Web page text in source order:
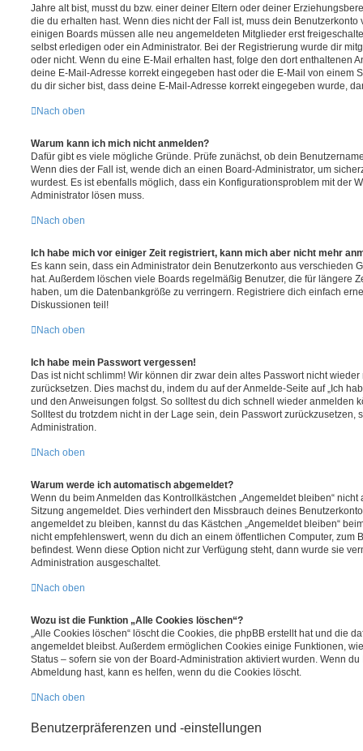
Jahre alt bist, musst du bzw. einer deiner Eltern oder deiner
die du erhalten hast. Wenn dies nicht der Fall ist, muss dein
einigen Boards müssen alle neu angemeldeten Mitglieder erst
selbst erledigen oder ein Administrator. Bei der Registrierung wurde dir
oder nicht. Wenn du eine E-Mail erhalten hast, folge den dort enthaltenen
deine E-Mail-Adresse korrekt eingegeben hast oder die E-Mail von einem
du dir sicher bist, dass deine E-Mail-Adresse korrekt eingegeben wurde,
Nach oben
Warum kann ich mich nicht anmelden?
Dafür gibt es viele mögliche Gründe. Prüfe zunächst, ob dein
Wenn dies der Fall ist, wende dich an einen Board-Administrator, um
wurdest. Es ist ebenfalls möglich, dass ein Konfigurationsproblem mit der
Administrator lösen muss.
Nach oben
Ich habe mich vor einiger Zeit registriert, kann mich aber nicht mehr
Es kann sein, dass ein Administrator dein Benutzerkonto aus verschieden
hat. Außerdem löschen viele Boards regelmäßig Benutzer, die für längere
haben, um die Datenbankgröße zu verringern. Registriere dich einfach
Diskussionen teil!
Nach oben
Ich habe mein Passwort vergessen!
Das ist nicht schlimm! Wir können dir zwar dein altes Passwort nicht
zurücksetzen. Dies machst du, indem du auf der Anmelde-Seite auf „Ich
und den Anweisungen folgst. So solltest du dich schnell wieder anmelden
Solltest du trotzdem nicht in der Lage sein, dein Passwort zurückzusetzen,
Administration.
Nach oben
Warum werde ich automatisch abgemeldet?
Wenn du beim Anmelden das Kontrollkästchen „Angemeldet bleiben“
Sitzung angemeldet. Dies verhindert den Missbrauch deines
angemeldet zu bleiben, kannst du das Kästchen „Angemeldet bleiben“
nicht empfehlenswert, wenn du dich an einem öffentlichen Computer, zum
befindest. Wenn diese Option nicht zur Verfügung steht, dann wurde sie
Administration ausgeschaltet.
Nach oben
Wozu ist die Funktion „Alle Cookies löschen“?
„Alle Cookies löschen“ löscht die Cookies, die phpBB erstellt hat und die
angemeldet bleibst. Außerdem ermöglichen Cookies einige Funktionen,
Status – sofern sie von der Board-Administration aktiviert wurden. Wenn
Abmeldung hast, kann es helfen, wenn du die Cookies löscht.
Nach oben
Benutzerpräferenzen und -einstellungen